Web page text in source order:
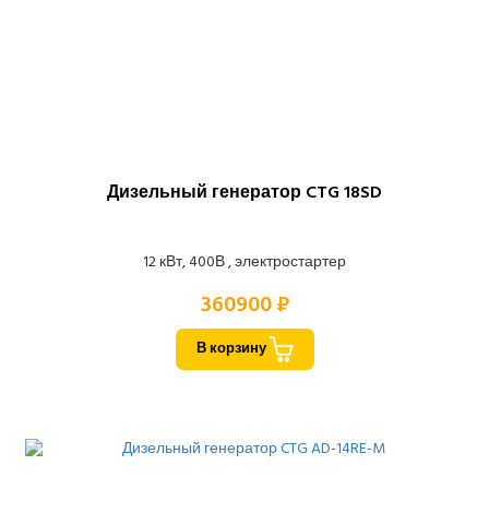
Дизельный генератор CTG 18SD
12 кВт, 400В , электростартер
360900 ₽
В корзину